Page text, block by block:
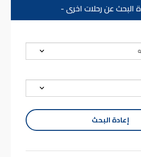
البحث عن رحلات اخرى -
إعادة البحث